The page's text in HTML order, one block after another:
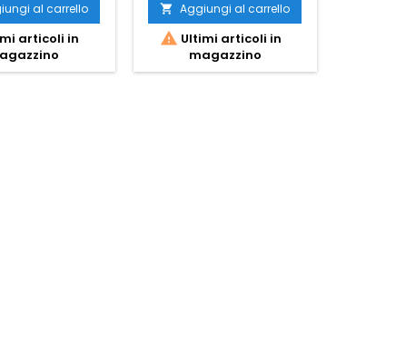
al carrello
articoli in
 Aggiungi al carrello
 Ultimi articoli in
magazzino